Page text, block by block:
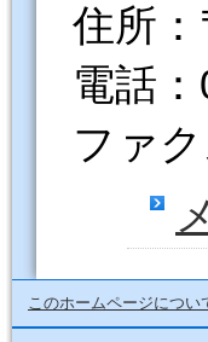
住所
電話
ファ
このホームページについ